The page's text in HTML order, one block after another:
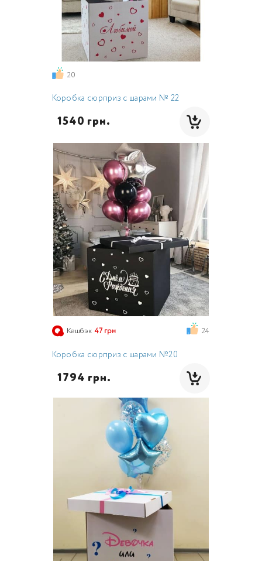
20
Коробка сюрприз с шарами № 22
  1540 грн.
Кешбэк 47 грн 24
Коробка сюрприз с шарами №20
  1794 грн.